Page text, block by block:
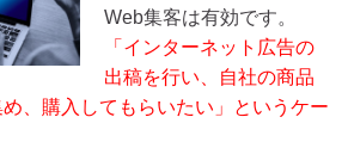
Web集客は有効です。
「インターネット広告の
出稿を行い、自社の商品
、購入してもらいたい」というケー